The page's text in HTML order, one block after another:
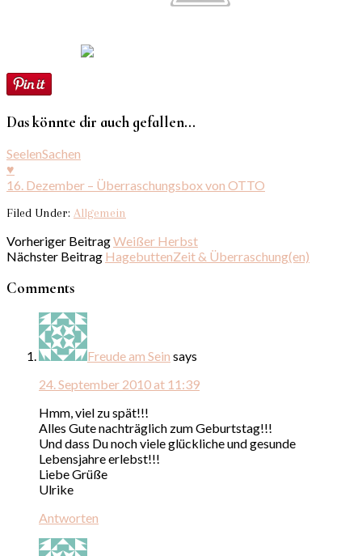
Das könnte dir auch gefallen...
SeelenSachen
♥
16. Dezember – Überraschungsbox von OTTO
Filed Under: Allgemein
Vorheriger BeitragWeißer Herbst
Nächster Beitrag HagebuttenZeit & Überraschung(en)
Comments
Freude am Sein says
24. September 2010 at 11:39
Hmm, viel zu spät!!!
Alles Gute nachträglich zum Geburtstag!!!
Und dass Du noch viele glückliche und gesunde
Lebensjahre erlebst!!!
Liebe Grüße
Ulrike
Antworten